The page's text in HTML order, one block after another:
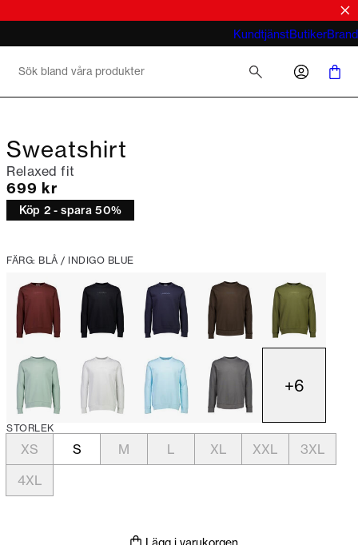
KundtjänstButikerBrand
Vad menar du med business casual för
Sweatshirt
Relaxed fit
Nuvarande pris
699 kr
Köp 2 - spara 50%
FÄRG: BLÅ / INDIGO BLUE
+6
STORLEK
XS S M L XL XXL
3XL
4XL